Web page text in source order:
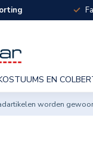
EN
worden